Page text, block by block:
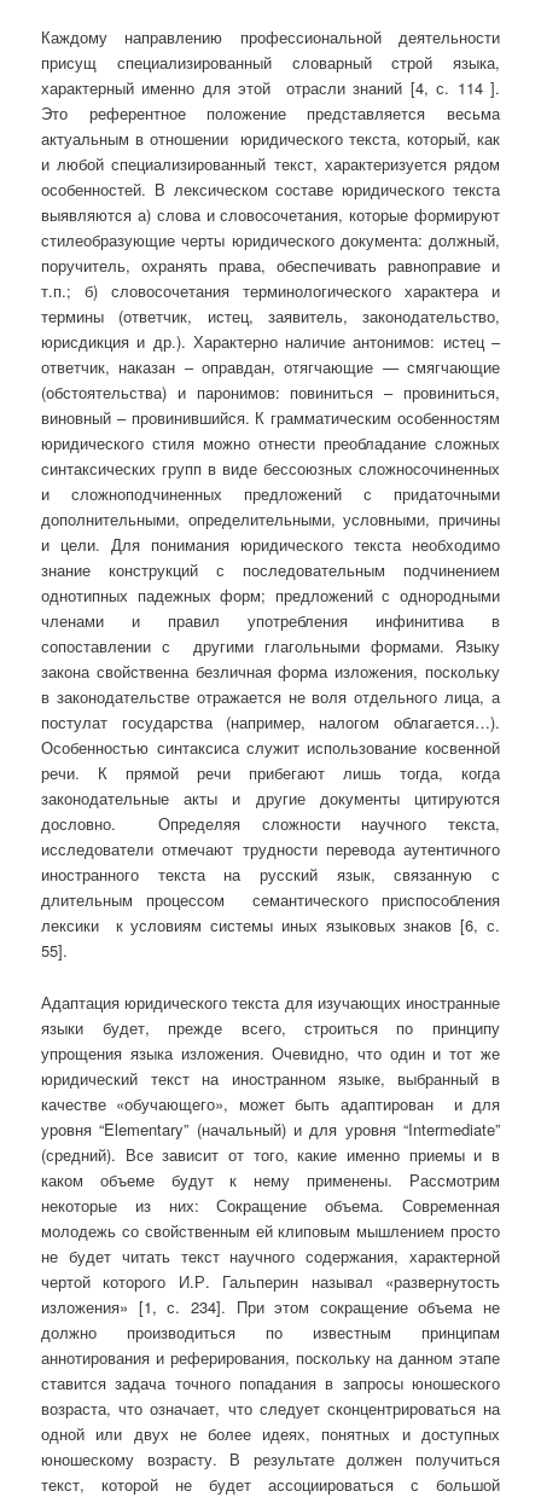
Каждому направлению профессиональной деятельности
присущ специализированный словарный строй языка,
характерный именно для этой отрасли знаний [4, с. 114 ].
Это референтное положение представляется весьма
актуальным в отношении юридического текста, который, как
и любой специализированный текст, характеризуется рядом
особенностей. В лексическом составе юридического текста
выявляются а) слова и словосочетания, которые формируют
стилеобразующие черты юридического документа: должный,
поручитель, охранять права, обеспечивать равноправие и
т.п.; б) словосочетания терминологического характера и
термины (ответчик, истец, заявитель, законодательство,
юрисдикция и др.). Характерно наличие антонимов: истец –
ответчик, наказан – оправдан, отягчающие — смягчающие
(обстоятельства) и паронимов: повиниться – провиниться,
виновный – провинившийся. К грамматическим особенностям
юридического стиля можно отнести преобладание сложных
синтаксических групп в виде бессоюзных сложносочиненных
и сложноподчиненных предложений с придаточными
дополнительными, определительными, условными, причины
и цели. Для понимания юридического текста необходимо
знание конструкций с последовательным подчинением
однотипных падежных форм; предложений с однородными
членами и правил употребления инфинитива в
сопоставлении с другими глагольными формами. Языку
закона свойственна безличная форма изложения, поскольку
в законодательстве отражается не воля отдельного лица, а
постулат государства (например, налогом облагается…).
Особенностью синтаксиса служит использование косвенной
речи. К прямой речи прибегают лишь тогда, когда
законодательные акты и другие документы цитируются
дословно. Определяя сложности научного текста,
исследователи отмечают трудности перевода аутентичного
иностранного текста на русский язык, связанную с
длительным процессом семантического приспособления
лексики к условиям системы иных языковых знаков [6, с.
55].
Адаптация юридического текста для изучающих иностранные
языки будет, прежде всего, строиться по принципу
упрощения языка изложения. Очевидно, что один и тот же
юридический текст на иностранном языке, выбранный в
качестве «обучающего», может быть адаптирован и для
уровня “Elementary” (начальный) и для уровня “Intermediate”
(средний). Все зависит от того, какие именно приемы и в
каком объеме будут к нему применены. Рассмотрим
некоторые из них: Сокращение объема. Современная
молодежь со свойственным ей клиповым мышлением просто
не будет читать текст научного содержания, характерной
чертой которого И.Р. Гальперин называл «развернутость
изложения» [1, с. 234]. При этом сокращение объема не
должно производиться по известным принципам
аннотирования и реферирования, поскольку на данном этапе
ставится задача точного попадания в запросы юношеского
возраста, что означает, что следует сконцентрироваться на
одной или двух не более идеях, понятных и доступных
юношескому возрасту. В результате должен получиться
текст, которой не будет ассоциироваться с большой